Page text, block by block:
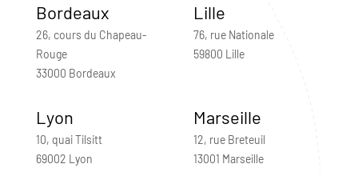
Bordeaux
26, cours du Chapeau-
Rouge
33000 Bordeaux
Lille
76, rue Nationale
59800 Lille
Lyon
10, quai Tilsitt
69002 Lyon
Marseille
12, rue Breteuil
13001 Marseille